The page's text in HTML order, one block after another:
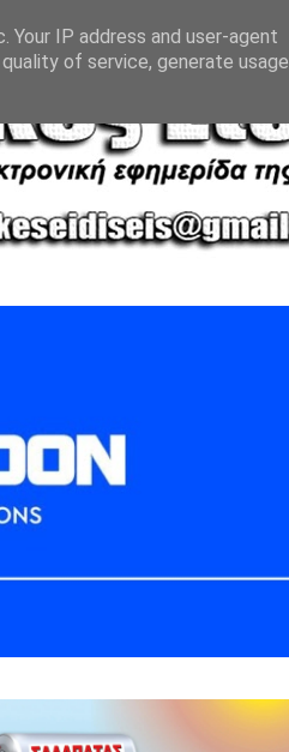
IP address and user-agent
of service, generate usage